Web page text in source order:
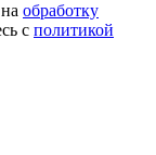
обработку
с политикой